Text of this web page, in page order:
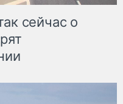
сейчас о